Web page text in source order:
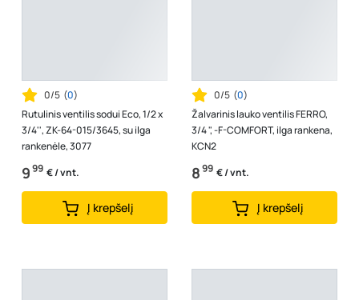
0/5 (0)
Rutulinis ventilis sodui Eco, 1/2 x
3/4'', ZK-64-015/3645, su ilga
rankenėle, 3077
999 € / vnt.
Į krepšelį
0/5 (0)
Žalvarinis lauko ventilis FERRO,
3/4 ", -F-COMFORT, ilga rankena,
KCN2
899 € / vnt.
Į krepšelį